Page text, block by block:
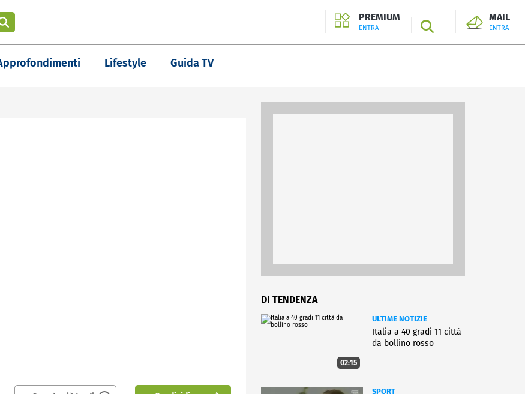
PREMIUM
ENTRA SEARCH
MAIL
ENTRA
Lifestyle Guida TV
DI TENDENZA
02:15
ULTIME NOTIZIE
Italia a 40 gradi 11 città
da bollino rosso
SPORT